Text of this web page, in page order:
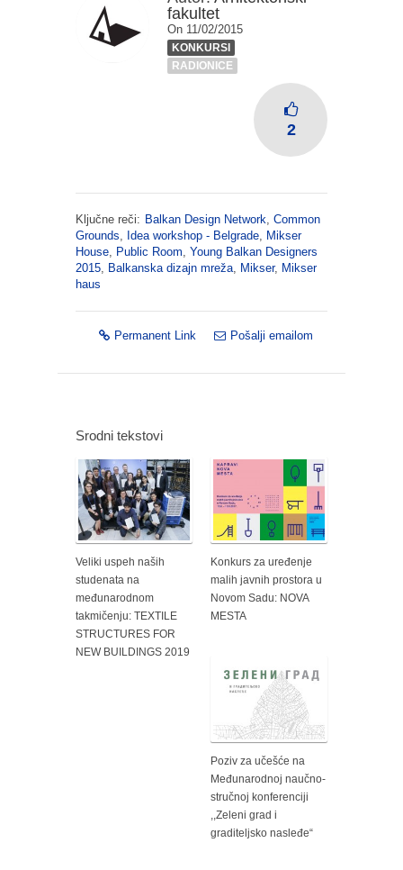
fakultet
On 11/02/2015
KONKURSI
RADIONICE
2
Ključne reči: Balkan Design Network, Common
Grounds, Idea workshop - Belgrade, Mikser
House, Public Room, Young Balkan Designers
2015, Balkanska dizajn mreža, Mikser, Mikser
haus
Permanent Link Pošalji emailom
Srodni tekstovi
Veliki uspeh naših
studenata na
međunarodnom
takmičenju: TEXTILE
STRUCTURES FOR
NEW BUILDINGS 2019
Konkurs za uređenje
malih javnih prostora u
Novom Sadu: NOVA
MESTA
Poziv za učešće na
Međunarodnoj naučno-
stručnoj konferenciji
,,Zeleni grad i
graditeljsko nasleđe“